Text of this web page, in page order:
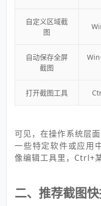
自定义区域截
图
自动保存全屏
截图
打开截图工具
可见，在操作系统层
一些特定软件或应用
像编辑工具里，Ctrl+
二、推荐截图